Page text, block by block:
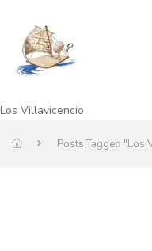
Los Villavicencio
Posts Tagged "Los